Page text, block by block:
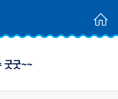
굿굿~~